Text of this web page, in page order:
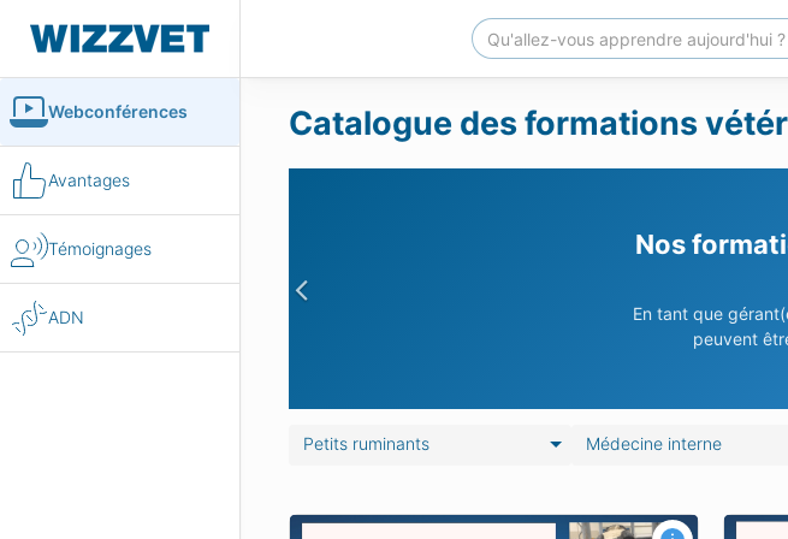
Webconférences
Avantages
Témoignages
ADN
Catalogue des formations
Nos
En tant que
peuvent
Previous
Petits ruminants Médecine interne